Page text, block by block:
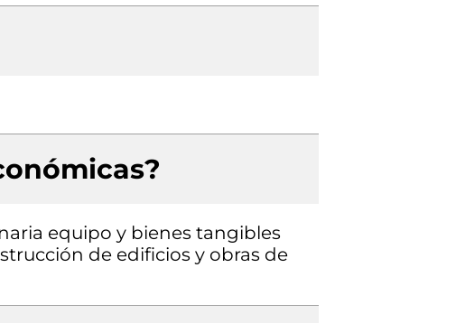
equipo y bienes tangibles
de edificios y obras de